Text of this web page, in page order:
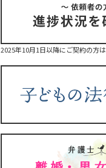
2025年10月1日以降にご契約の方は